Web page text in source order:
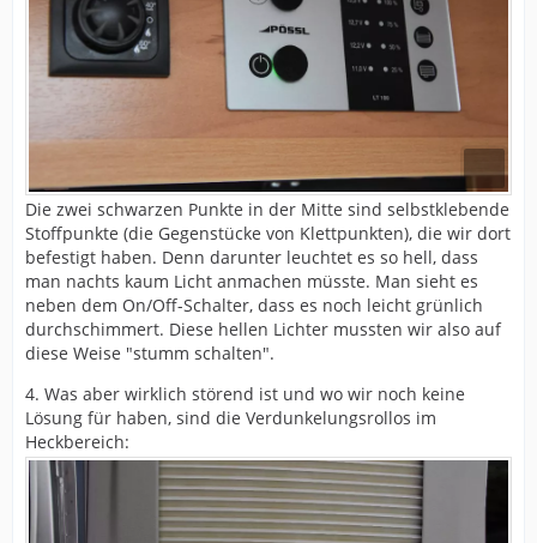
Die zwei schwarzen Punkte in der Mitte sind selbstklebende
Stoffpunkte (die Gegenstücke von Klettpunkten), die wir dort
befestigt haben. Denn darunter leuchtet es so hell, dass
man nachts kaum Licht anmachen müsste. Man sieht es
neben dem On/Off-Schalter, dass es noch leicht grünlich
durchschimmert. Diese hellen Lichter mussten wir also auf
diese Weise "stumm schalten".
4. Was aber wirklich störend ist und wo wir noch keine
Lösung für haben, sind die Verdunkelungsrollos im
Heckbereich: